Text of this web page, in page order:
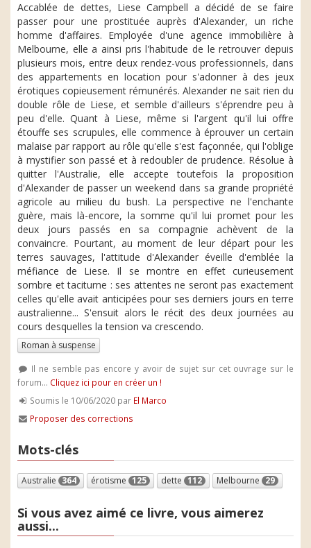
Accablée de dettes, Liese Campbell a décidé de se faire
passer pour une prostituée auprès d'Alexander, un riche
homme d'affaires. Employée d'une agence immobilière à
Melbourne, elle a ainsi pris l'habitude de le retrouver depuis
plusieurs mois, entre deux rendez-vous professionnels, dans
des appartements en location pour s'adonner à des jeux
érotiques copieusement rémunérés. Alexander ne sait rien du
double rôle de Liese, et semble d'ailleurs s'éprendre peu à
peu d'elle. Quant à Liese, même si l'argent qu'il lui offre
étouffe ses scrupules, elle commence à éprouver un certain
malaise par rapport au rôle qu'elle s'est façonnée, qui l'oblige
à mystifier son passé et à redoubler de prudence. Résolue à
quitter l'Australie, elle accepte toutefois la proposition
d'Alexander de passer un weekend dans sa grande propriété
agricole au milieu du bush. La perspective ne l'enchante
guère, mais là-encore, la somme qu'il lui promet pour les
deux jours passés en sa compagnie achèvent de la
convaincre. Pourtant, au moment de leur départ pour les
terres sauvages, l'attitude d'Alexander éveille d'emblée la
méfiance de Liese. Il se montre en effet curieusement
sombre et taciturne : ses attentes ne seront pas exactement
celles qu'elle avait anticipées pour ses derniers jours en terre
australienne... S'ensuit alors le récit des deux journées au
cours desquelles la tension va crescendo.
Roman à suspense
Il ne semble pas encore y avoir de sujet sur cet ouvrage sur le
forum... Cliquez ici pour en créer un !
Soumis le 10/06/2020 par El Marco
Proposer des corrections
Mots-clés
Australie 364 érotisme 125 dette 112 Melbourne 29
Si vous avez aimé ce livre, vous aimerez
aussi...